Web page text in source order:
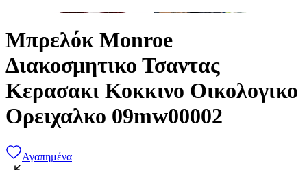
Μπρελόκ Monroe
Διακοσμητικο Τσαντας
Κερασακι Κοκκινο Οικολογικο
Ορειχαλκο 09mw00002
Αγαπημένα